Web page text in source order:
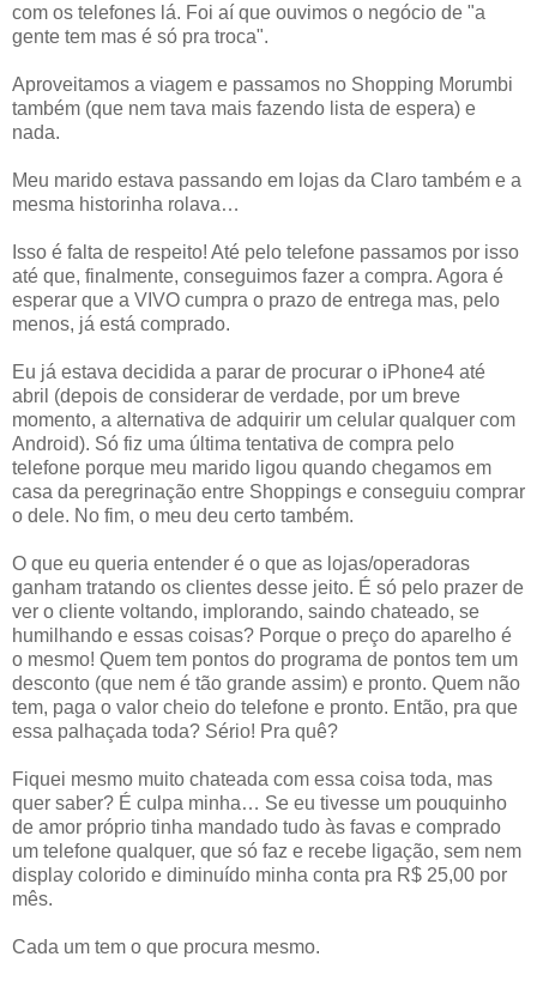
com os telefones lá. Foi aí que ouvimos o negócio de "a
gente tem mas é só pra troca".
Aproveitamos a viagem e passamos no Shopping Morumbi
também (que nem tava mais fazendo lista de espera) e
nada.
Meu marido estava passando em lojas da Claro também e a
mesma historinha rolava…
Isso é falta de respeito! Até pelo telefone passamos por isso
até que, finalmente, conseguimos fazer a compra. Agora é
esperar que a VIVO cumpra o prazo de entrega mas, pelo
menos, já está comprado.
Eu já estava decidida a parar de procurar o iPhone4 até
abril (depois de considerar de verdade, por um breve
momento, a alternativa de adquirir um celular qualquer com
Android). Só fiz uma última tentativa de compra pelo
telefone porque meu marido ligou quando chegamos em
casa da peregrinação entre Shoppings e conseguiu comprar
o dele. No fim, o meu deu certo também.
O que eu queria entender é o que as lojas/operadoras
ganham tratando os clientes desse jeito. É só pelo prazer de
ver o cliente voltando, implorando, saindo chateado, se
humilhando e essas coisas? Porque o preço do aparelho é
o mesmo! Quem tem pontos do programa de pontos tem um
desconto (que nem é tão grande assim) e pronto. Quem não
tem, paga o valor cheio do telefone e pronto. Então, pra que
essa palhaçada toda? Sério! Pra quê?
Fiquei mesmo muito chateada com essa coisa toda, mas
quer saber? É culpa minha… Se eu tivesse um pouquinho
de amor próprio tinha mandado tudo às favas e comprado
um telefone qualquer, que só faz e recebe ligação, sem nem
display colorido e diminuído minha conta pra R$ 25,00 por
mês.
Cada um tem o que procura mesmo.